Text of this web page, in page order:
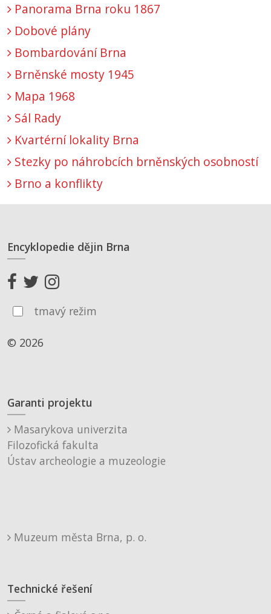
Panorama Brna roku 1867
Dobové plány
Bombardování Brna
Brněnské mosty 1945
Mapa 1968
Sál Rady
Kvartérní lokality Brna
Stezky po náhrobcích brněnských osobností
Brno a konflikty
Encyklopedie dějin Brna
tmavý režim
© 2026
Garanti projektu
Masarykova univerzita
Filozofická fakulta
Ústav archeologie a muzeologie
Muzeum města Brna, p. o.
Technické řešení